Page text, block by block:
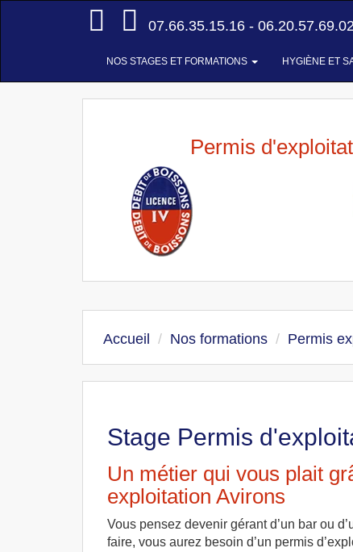
Accueil
07.66.35.15.16 -
NOS STAGES ET FORMATIONS HYGIÈNE ET
Permis
Accueil Nos formations Permis
Stage Permis
Un métier qui vous plait
exploitation Avirons
Vous pensez devenir gérant d’un bar ou
faire, vous aurez besoin d’un permis